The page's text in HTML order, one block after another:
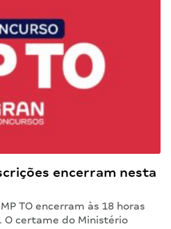
encerram nesta
TO encerram às 18 horas
certame do Ministério